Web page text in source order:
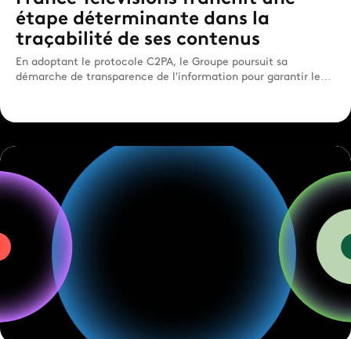
étape déterminante dans la
traçabilité de ses contenus
En adoptant le protocole C2PA, le Groupe poursuit sa
démarche de transparence de l'information pour garantir leur